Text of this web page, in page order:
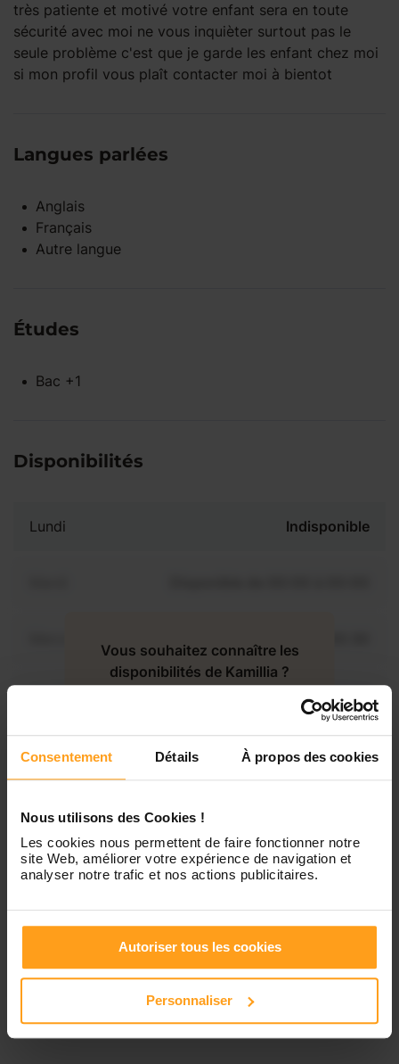
Consentement Détails À propos des cookies
Nous utilisons des Cookies !
Les cookies nous permettent de faire fonctionner notre
site Web, améliorer votre expérience de navigation et
analyser notre trafic et nos actions publicitaires.
Autoriser tous les cookies
Personnaliser
très patiente et motivé votre enfant sera en toute
sécurité avec moi ne vous inquièter surtout pas le
seule problème c'est que je garde les enfant chez moi
si mon profil vous plaît contacter moi à bientot
Langues parlées
Anglais
Français
Autre langue
Études
Bac +1
Disponibilités
Lundi Indisponible
Disponible de 00:00 à 00:00
Vendredi Disponible de 00:00 à 00:00
Dimanche Disponible de 00:00 à 00:00
Vous souhaitez connaître les
disponibilités de Kamillia ?
Services proposés
Garde d’enfants